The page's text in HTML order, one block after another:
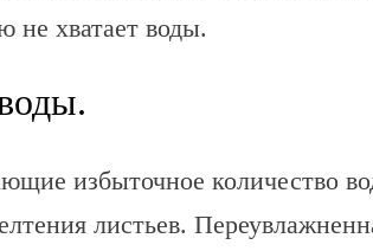
не хватает воды.
избыточное количество
листьев.